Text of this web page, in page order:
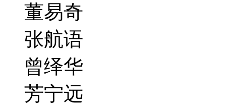
董易奇
张航语
曾绎华
芳宁远